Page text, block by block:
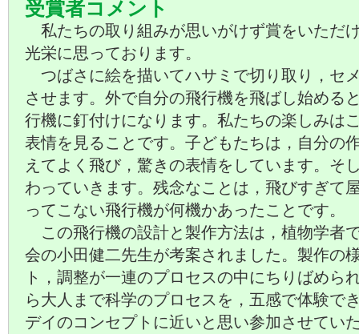
受賞者コメント
私たちの取り組みが思いがけず賞をいただ
光栄に思っております。
つばさに絵を描いてハサミで切り取り，セ
させます。外で自分の飛行機を飛ばし始める
行機に釘付けになります。私たちの楽しみは
表情を見ることです。子どもたちは，自分の
えてよく飛び，驚きの表情をしています。そ
わっていきます。残念なことは，飛びすぎて
ってこない飛行機が何機かあったことです。
この飛行機の設計と製作方法は，植物学者
会の小田健二先生が考案されました。製作の
ト，調整が一連のプロセスの中にちりばめら
ら大人まで科学のプロセスを，五感で体験で
デイのコンセプトに近いと思い参加させてい